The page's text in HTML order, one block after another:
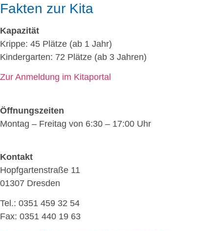
Fakten zur Kita
Kapazität
Krippe: 45 Plätze (ab 1 Jahr)
Kindergarten: 72 Plätze (ab 3 Jahren)
Zur Anmeldung im Kitaportal
Öffnungszeiten
Montag – Freitag von 6:30 – 17:00 Uhr
Kontakt
Hopfgartenstraße 11
01307 Dresden
Tel.: 0351 459 32 54
Fax: 0351 440 19 63